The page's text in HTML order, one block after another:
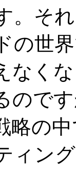
。そ
の世
なく
ので
略の
ィン